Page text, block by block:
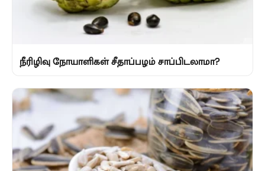
நீரிழிவு நோயாளிகள் சீதாப்பழம் சாப்பிடலாமா?